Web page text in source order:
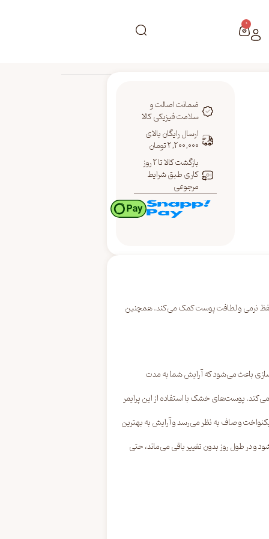
0
ضمانت اصالت و
سلامت فیزیکی کالا
ارسال رایگان بالای
2,200,000 تومان
بازگشت کالا تا 2 روز
کاری طبق شرایط
مرجوعی
و حفظ نرمی و لطافت پوست کمک می‌کند. همچنین
باعث می‌شود که آرایش شما به مدت
پوست‌های خشک با استفاده از این پرایمر
و صاف به نظر می‌رسد و آرایش به بهترین
و در طول روز بدون تغییر باقی می‌ماند، حتی